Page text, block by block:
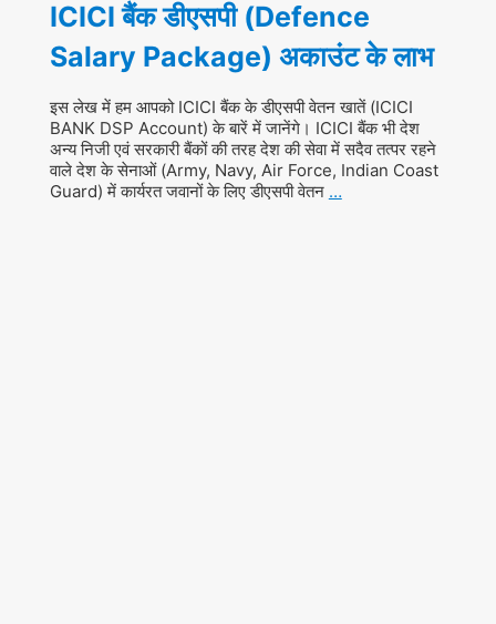
ICICI बैंक डीएसपी (Defence
Salary Package) अकाउंट के लाभ
इस लेख में हम आपको ICICI बैंक के डीएसपी वेतन खातें (ICICI
BANK DSP Account) के बारें में जानेंगे। ICICI बैंक भी देश
अन्य निजी एवं सरकारी बैंकों की तरह देश की सेवा में सदैव तत्पर रहने
वाले देश के सेनाओं (Army, Navy, Air Force, Indian Coast
Guard) में कार्यरत जवानों के लिए डीएसपी वेतन …